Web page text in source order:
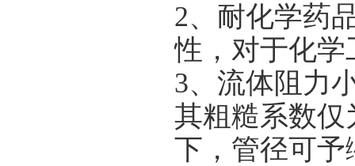
2、耐化学药
性，对于化
3、流体阻力
其粗糙系数仅
下，管径可予